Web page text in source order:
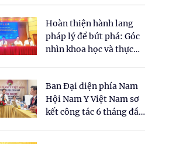
Hoàn thiện hành lang
pháp lý để bứt phá: Góc
nhìn khoa học và thực
cho Luật Y dược cổ
truyền Việt Nam"
Ban Đại diện phía Nam
Hội Nam Y Việt Nam sơ
kết công tác 6 tháng đầu